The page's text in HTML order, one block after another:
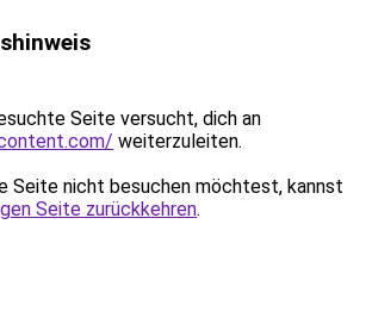
Seite versucht, dich an
weiterzuleiten.
Seite nicht besuchen möchtest, kannst
Seite zurückkehren.